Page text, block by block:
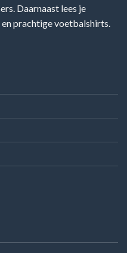
Daarnaast lees je
prachtige voetbalshirts.